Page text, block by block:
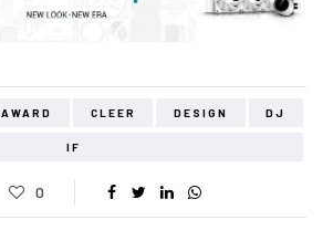
AWARD CLEER DESIGN DJ
IF
0